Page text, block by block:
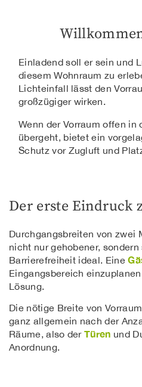
Einladend soll er sein und
diesem Wohnraum zu
Lichteinfall lässt den
großzügiger wirken.
Wenn der Vorraum offen in
übergeht, bietet ein
Schutz vor Zugluft und
Der erste Eindruck
Durchgangsbreiten von zwei
nicht nur gehobener,
Barrierefreiheit ideal. Eine
Eingangsbereich
Lösung.
Die nötige Breite von
ganz allgemein nach der
Räume, also derTüren und
Anordnung.